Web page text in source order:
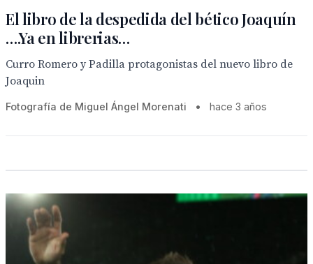
El libro de la despedida del bético Joaquín
….Ya en librerias…
Curro Romero y Padilla protagonistas del nuevo libro de
Joaquin
Fotografía de Miguel Ángel Morenati • hace 3 años